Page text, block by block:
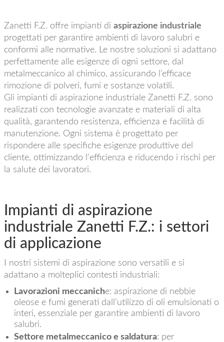
Zanetti F.Z. offre impianti di aspirazione industriale
progettati per garantire ambienti di lavoro salubri e
conformi alle normative. Le nostre soluzioni si adattano
perfettamente alle esigenze di ogni settore, dal
metalmeccanico al chimico, assicurando l’efficace
rimozione di polveri, fumi e sostanze volatili.
Gli impianti di aspirazione industriale Zanetti F.Z. sono
realizzati con tecnologie avanzate e materiali di alta
qualità, garantendo resistenza, efficienza e facilità di
manutenzione. Ogni sistema è progettato per
rispondere alle specifiche esigenze produttive del
cliente, ottimizzando l'efficienza e riducendo i rischi per
la salute dei lavoratori.
Impianti di aspirazione
industriale Zanetti F.Z.: i settori
di applicazione
I nostri sistemi di aspirazione sono versatili e si
adattano a molteplici contesti industriali:
Lavorazioni meccaniche: aspirazione di nebbie
oleose e fumi generati dall’utilizzo di oli emulsionati o
interi, essenziale per garantire ambienti di lavoro
salubri.
Settore metalmeccanico e saldatura: per